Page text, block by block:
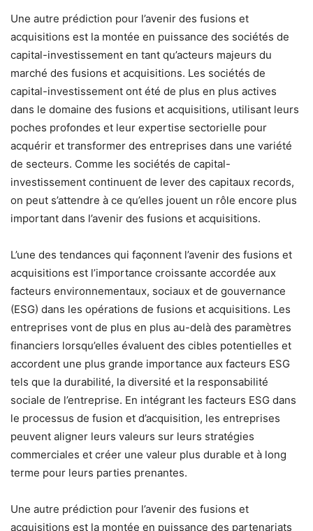
Une autre prédiction pour l’avenir des fusions et
acquisitions est la montée en puissance des sociétés de
capital-investissement en tant qu’acteurs majeurs du
marché des fusions et acquisitions. Les sociétés de
capital-investissement ont été de plus en plus actives
dans le domaine des fusions et acquisitions, utilisant leurs
poches profondes et leur expertise sectorielle pour
acquérir et transformer des entreprises dans une variété
de secteurs. Comme les sociétés de capital-
investissement continuent de lever des capitaux records,
on peut s’attendre à ce qu’elles jouent un rôle encore plus
important dans l’avenir des fusions et acquisitions.
L’une des tendances qui façonnent l’avenir des fusions et
acquisitions est l’importance croissante accordée aux
facteurs environnementaux, sociaux et de gouvernance
(ESG) dans les opérations de fusions et acquisitions. Les
entreprises vont de plus en plus au-delà des paramètres
financiers lorsqu’elles évaluent des cibles potentielles et
accordent une plus grande importance aux facteurs ESG
tels que la durabilité, la diversité et la responsabilité
sociale de l’entreprise. En intégrant les facteurs ESG dans
le processus de fusion et d’acquisition, les entreprises
peuvent aligner leurs valeurs sur leurs stratégies
commerciales et créer une valeur plus durable et à long
terme pour leurs parties prenantes.
Une autre prédiction pour l’avenir des fusions et
acquisitions est la montée en puissance des partenariats